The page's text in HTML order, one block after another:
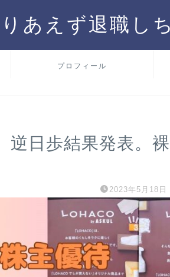
あえず退職し
プロフィール
逆日歩結果発表。
2023年5月18日